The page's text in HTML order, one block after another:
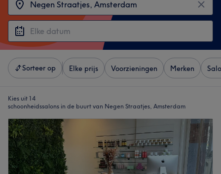
Sorteer op Elke prijs Voorzieningen Merken
Kies uit 14
schoonheidssalons in de buurt van Negen Straatjes, Amsterdam